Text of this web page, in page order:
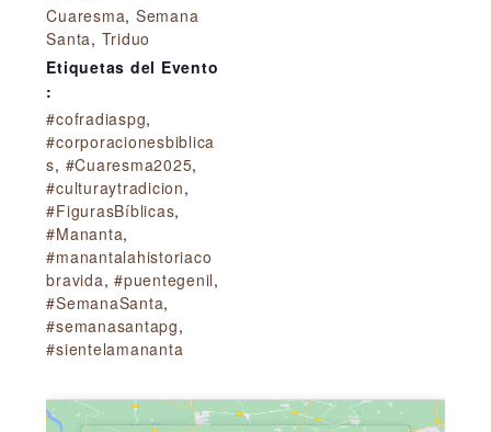
Cuaresma, Semana
Santa, Triduo
Etiquetas del Evento
:
#cofradiaspg,
#corporacionesbiblica
s, #Cuaresma2025,
#culturaytradicion,
#FigurasBíblicas,
#Mananta,
#manantalahistoriaco
bravida,#puentegenil,
#SemanaSanta,
#semanasantapg,
#sientelamananta